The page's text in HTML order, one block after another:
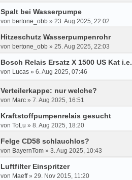
Spalt bei Wasserpumpe
von bertone_obb » 23. Aug 2025, 22:02
Hitzeschutz Wasserpumpenrohr
von bertone_obb » 25. Aug 2025, 22:03
Bosch Relais Ersatz X 1500 US Kat i.e.
von Lucas » 6. Aug 2025, 07:46
Verteilerkappe: nur welche?
von Marc » 7. Aug 2025, 16:51
Kraftstoffpumpenrelais gesucht
von ToLu » 8. Aug 2025, 18:20
Felge CD58 schlauchlos?
von BayernTom » 3. Aug 2025, 10:43
Luftfilter Einspritzer
von Maeff» 29. Nov 2015, 11:20